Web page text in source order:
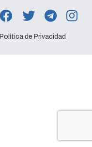
Política de Privacidad